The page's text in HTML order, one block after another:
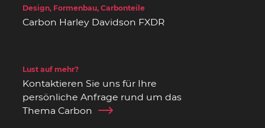
Design, Formenbau, Carbonteile
Carbon Harley Davidson FXDR
Lust auf mehr?
Kontaktieren Sie uns für Ihre
persönliche Anfrage rund um das
Thema Carbon